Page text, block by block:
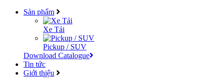
Sản phẩm
Xe Tải
Pickup / SUV
Download Catalogue
Tin tức
Giới thiệu